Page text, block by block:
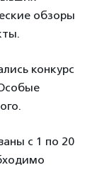
обзоры
конкурс
с 1 по 20